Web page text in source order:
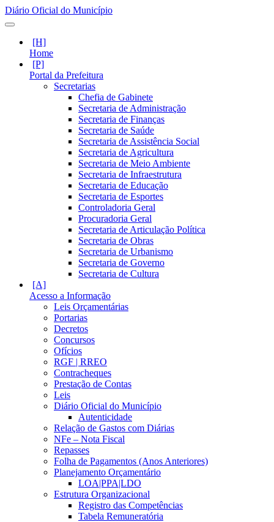
Diário Oficial do Município
Home
Portal da Prefeitura
Secretarias
Chefia de Gabinete
Secretaria de Administração
Secretaria de Finanças
Secretaria de Saúde
Secretaria de Assistência Social
Secretaria de Agricultura
Secretaria de Meio Ambiente
Secretaria de Infraestrutura
Secretaria de Educação
Secretaria de Esportes
Controladoria Geral
Procuradoria Geral
Secretaria de Articulação Política
Secretaria de Obras
Secretaria de Urbanismo
Secretaria de Governo
Secretaria de Cultura
Acesso a Informação
Leis Orçamentárias
Portarias
Decretos
Concursos
Ofícios
RGF | RREO
Contracheques
Prestação de Contas
Leis
Diário Oficial do Município
Autenticidade
Relação de Gastos com Diárias
NFe – Nota Fiscal
Repasses
Folha de Pagamentos (Anos Anteriores)
Planejamento Orçamentário
LOA|PPA|LDO
Estrutura Organizacional
Registro das Competências
Tabela Remuneratória